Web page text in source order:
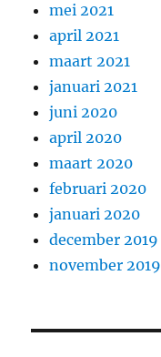
mei 2021
april 2021
maart 2021
januari 2021
juni 2020
april 2020
maart 2020
februari 2020
januari 2020
december 2019
november 2019